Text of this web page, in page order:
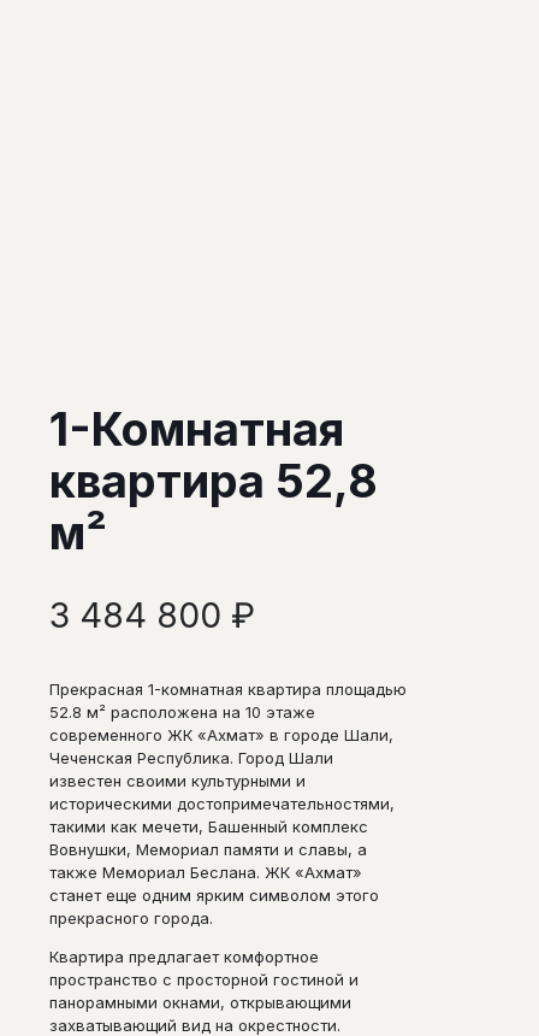
1-Комнатная
квартира 52,8
м²
3 484 800 ₽
Прекрасная 1-комнатная квартира площадью
52.8 м² расположена на 10 этаже
современного ЖК «Ахмат» в городе Шали,
Чеченская Республика. Город Шали
известен своими культурными и
историческими достопримечательностями,
такими как мечети, Башенный комплекс
Вовнушки, Мемориал памяти и славы, а
также Мемориал Беслана. ЖК «Ахмат»
станет еще одним ярким символом этого
прекрасного города.
Квартира предлагает комфортное
пространство с просторной гостиной и
панорамными окнами, открывающими
захватывающий вид на окрестности.